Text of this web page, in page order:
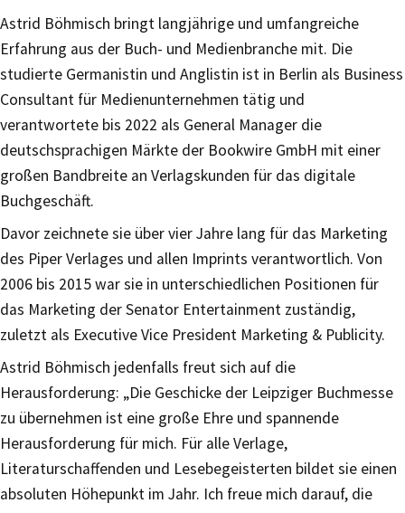
Astrid Böhmisch bringt langjährige und umfangreiche
Erfahrung aus der Buch- und Medienbranche mit. Die
studierte Germanistin und Anglistin ist in Berlin als Business
Consultant für Medienunternehmen tätig und
verantwortete bis 2022 als General Manager die
deutschsprachigen Märkte der Bookwire GmbH mit einer
großen Bandbreite an Verlagskunden für das digitale
Buchgeschäft.
Davor zeichnete sie über vier Jahre lang für das Marketing
des Piper Verlages und allen Imprints verantwortlich. Von
2006 bis 2015 war sie in unterschiedlichen Positionen für
das Marketing der Senator Entertainment zuständig,
zuletzt als Executive Vice President Marketing & Publicity.
Astrid Böhmisch jedenfalls freut sich auf die
Herausforderung: „Die Geschicke der Leipziger Buchmesse
zu übernehmen ist eine große Ehre und spannende
Herausforderung für mich. Für alle Verlage,
Literaturschaffenden und Lesebegeisterten bildet sie einen
absoluten Höhepunkt im Jahr. Ich freue mich darauf, die